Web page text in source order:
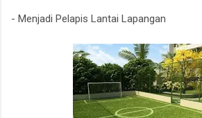
- Menjadi Pelapis Lantai Lapangan